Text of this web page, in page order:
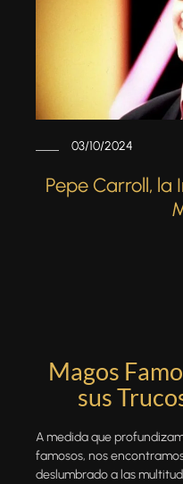
03/10/2024
Pepe Carroll, la
Magos
sus
A medida que
famosos, nos
deslumbrado a las